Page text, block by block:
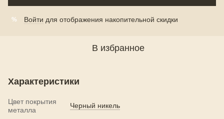
% Войти для отображения накопительной скидки
В избранное
Характеристики
Цвет покрытия
металла
Черный никель